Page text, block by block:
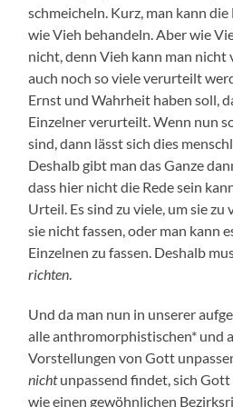
schmeicheln. Kurz, man kann
wie Vieh behandeln. Aber wie
nicht, denn Vieh kann man
auch noch so viele verurteilt
Ernst und Wahrheit haben soll,
Einzelner verurteilt. Wenn nun
sind, dann lässt sich dies
Deshalb gibt man das Ganze
dass hier nicht die Rede sein
Urteil. Es sind zu viele, um sie
sie nicht fassen, oder man kann
Einzelnen zu fassen. Deshalb
richten
Und da man nun in unserer
alle anthromorphistischen* und
Vorstellungen von Gott
nichtunpassend findet, sich Gott
wie einen gewöhnlichen